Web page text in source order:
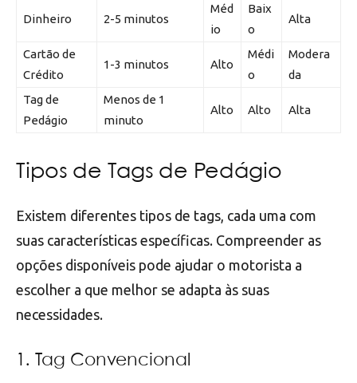
Dinheiro 2-5 minutos
Méd
io
Baix
o
Alta
Cartão de
Crédito
1-3 minutos Alto
Médi
o
Modera
da
Tag de
Pedágio
Menos de 1
minuto
Alto Alto Alta
Tipos de Tags de Pedágio
Existem diferentes tipos de tags, cada uma com
suas características específicas. Compreender as
opções disponíveis pode ajudar o motorista a
escolher a que melhor se adapta às suas
necessidades.
1. Tag Convencional